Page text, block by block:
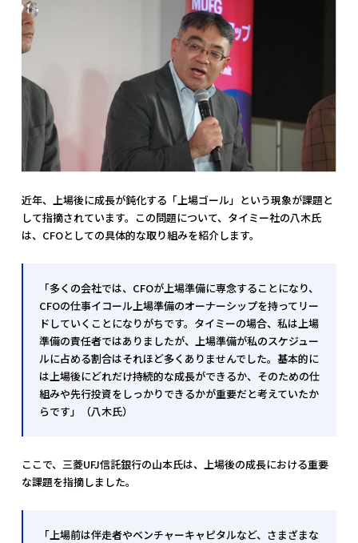
近年、上場後に成長が鈍化する「上場ゴール」という現象が課題と
して指摘されています。この問題について、タイミー社の八木氏
は、CFOとしての具体的な取り組みを紹介します。
「多くの会社では、CFOが上場準備に専念することになり、
CFOの仕事イコール上場準備のオーナーシップを持ってリー
ドしていくことになりがちです。タイミーの場合、私は上場
準備の責任者ではありましたが、上場準備が私のスケジュー
ルに占める割合はそれほど多くありませんでした。基本的に
は上場後にどれだけ持続的な成長ができるか、そのための仕
組みや先行投資をしっかりできるかが重要だと考えていたか
らです」（八木氏）
ここで、三菱UFJ信託銀行の山本氏は、上場後の成長における重要
な課題を指摘しました。
「上場前は伴走者やベンチャーキャピタルなど、さまざまな